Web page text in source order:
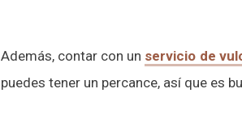
Además, contar con un servicio de
puedes tener un percance, así que es